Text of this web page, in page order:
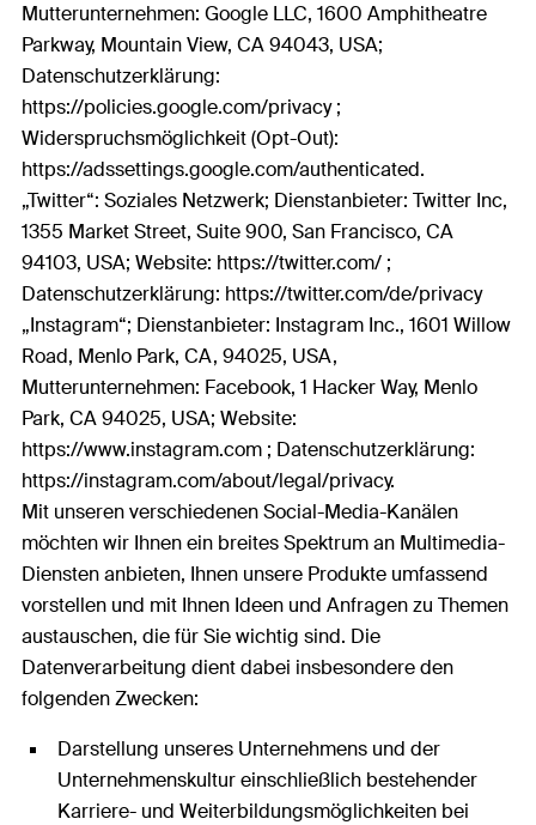
Mutterunternehmen: Google LLC, 1600 Amphitheatre
Parkway, Mountain View, CA 94043, USA;
Datenschutzerklärung:
https://policies.google.com/privacy ;
Widerspruchsmöglichkeit (Opt-Out):
https://adssettings.google.com/authenticated.
„Twitter“: Soziales Netzwerk; Dienstanbieter: Twitter Inc,
1355 Market Street, Suite 900, San Francisco, CA
94103, USA; Website: https://twitter.com/ ;
Datenschutzerklärung: https://twitter.com/de/privacy
„Instagram“; Dienstanbieter: Instagram Inc., 1601 Willow
Road, Menlo Park, CA, 94025, USA,
Mutterunternehmen: Facebook, 1 Hacker Way, Menlo
Park, CA 94025, USA; Website:
https://www.instagram.com ; Datenschutzerklärung:
https://instagram.com/about/legal/privacy.
Mit unseren verschiedenen Social-Media-Kanälen
möchten wir Ihnen ein breites Spektrum an Multimedia-
Diensten anbieten, Ihnen unsere Produkte umfassend
vorstellen und mit Ihnen Ideen und Anfragen zu Themen
austauschen, die für Sie wichtig sind. Die
Datenverarbeitung dient dabei insbesondere den
folgenden Zwecken:
Darstellung unseres Unternehmens und der
Unternehmenskultur einschließlich bestehender
Karriere- und Weiterbildungsmöglichkeiten bei